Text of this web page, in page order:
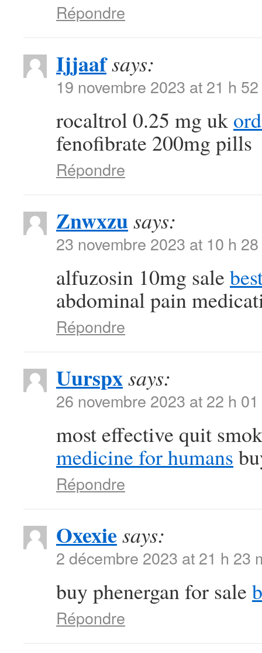
Répondre
Ijjaafsays:
19 novembre 2023 at 21 h
rocaltrol 0.25 mg uk
fenofibrate 200mg pills
Répondre
Znwxzusays:
23 novembre 2023 at 10 h
alfuzosin 10mg sale
abdominal pain
Répondre
Uurspxsays:
26 novembre 2023 at 22 h
most effective quit
medicine for humans
Répondre
Oxexie says:
2 décembre 2023 at 21 h 23
buy phenergan for sale
Répondre